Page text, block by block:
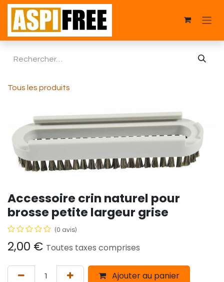
Se rendre au contenu
Tous les produits
Accessoire crin naturel pour
brosse petite largeur grise
(0 avis)
2,00 € Toutes taxes comprises
Ajouter au panier